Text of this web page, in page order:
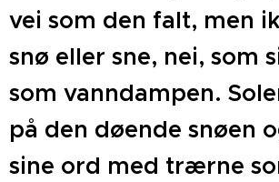
vei som den falt, men
snø eller sne, nei, som
som vanndampen.
på den døende snøen
sine ord med trærne